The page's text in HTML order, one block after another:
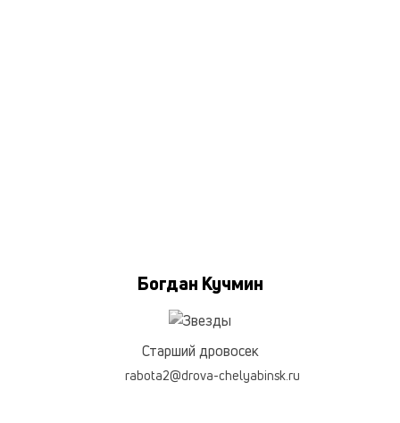
Богдан Кучмин
Старший дровосек
rabota2@drova-chelyabinsk.ru